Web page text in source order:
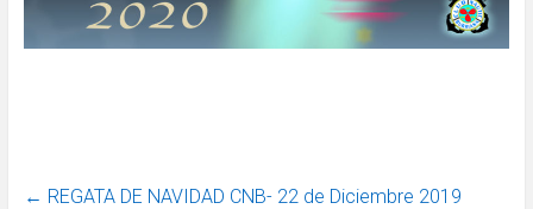
← REGATA DE NAVIDAD CNB- 22 de Diciembre 2019